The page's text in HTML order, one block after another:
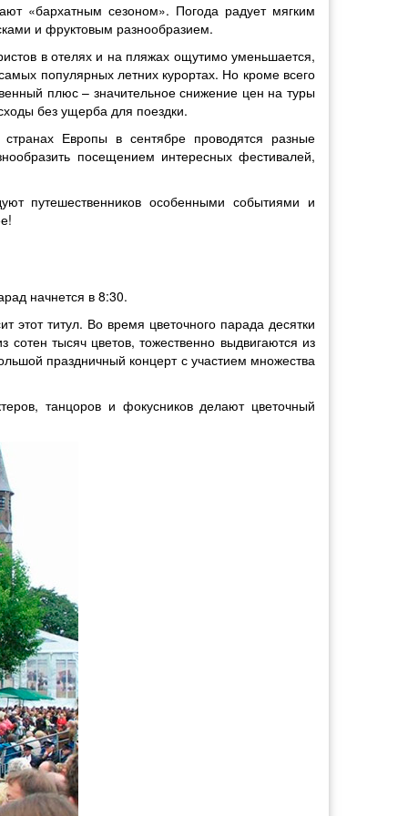
«бархатным сезоном». Погода радует мягким
и фруктовым разнообразием.
в отелях и на пляжах ощутимо уменьшается,
популярных летних курортах. Но кроме всего
плюс – значительное снижение цен на туры
без ущерба для поездки.
Европы в сентябре проводятся разные
посещением интересных фестивалей,
путешественников особенными событиями и
начнется в 8:30.
титул. Во время цветочного парада десятки
тысяч цветов, тожественно выдвигаются из
праздничный концерт с участием множества
танцоров и фокусников делают цветочный